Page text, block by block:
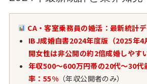
CA・客室乗務員の婚活：最新統計
IBJ成婚白書2024年度版（2025年4
開女性は非公開の約2倍成婚しやす
年収500〜600万円帯の20代〜30代
率：55%（年収公開者のみ）